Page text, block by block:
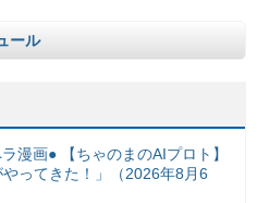
ール
漫画● 【ちゃのまのAIプロト】
ってきた！」（2026年8月6